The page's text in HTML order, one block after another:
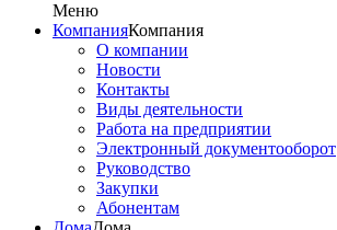
Меню
КомпанияКомпания
О компании
Новости
Контакты
Виды деятельности
Работа на предприятии
Электронный документооборот
Руководство
Закупки
Абонентам